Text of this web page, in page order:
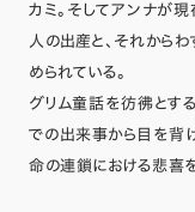
カミ。そしてアンナが
人の出産と、それから
められている。
グリム童話を彷彿とす
での出来事から目を背
命の連鎖における悲喜